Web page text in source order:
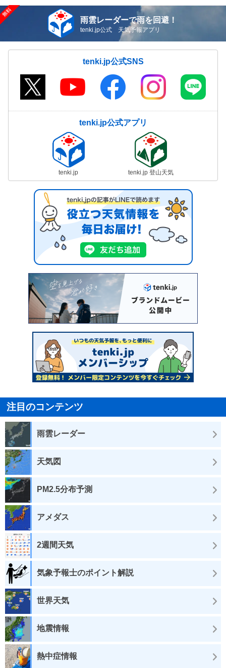
雨雲レーダーで雨を回避！
tenki.jp公式 天気予報アプリ
tenki.jp公式SNS
tenki.jp公式アプリ
tenki.jp tenki.jp 登山天気
注目のコンテンツ
雨雲レーダー
天気図
PM2.5分布予測
アメダス
2週間天気
気象予報士のポイント解説
世界天気
地震情報
熱中症情報